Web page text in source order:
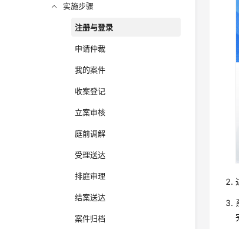
实施步骤
注册与登录
申请仲裁
我的案件
收案登记
立案审核
庭前调解
受理送达
排庭审理
结案送达
案件归档